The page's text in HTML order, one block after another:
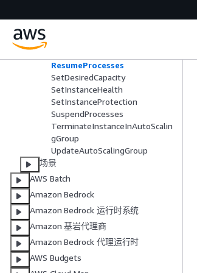
ResumeProcesses
SetDesiredCapacity
SetInstanceHealth
SetInstanceProtection
SuspendProcesses
TerminateInstanceInAutoScalin
gGroup
UpdateAutoScalingGroup
场景
AWS Batch
Amazon Bedrock
Amazon Bedrock 运行时系统
Amazon 基岩代理商
Amazon Bedrock 代理运行时
AWS Budgets